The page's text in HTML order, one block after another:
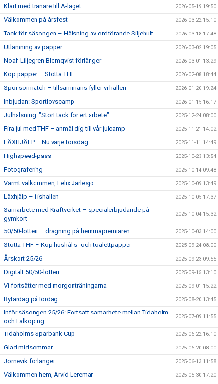
Klart med tränare till A-laget 2026-05-19 19:50
Välkommen på årsfest 2026-03-22 15:10
Tack för säsongen – Hälsning av ordförande Siljehult 2026-03-18 17:48
Utlämning av papper 2026-03-02 19:05
Noah Liljegren Blomqvist förlänger 2026-03-01 13:29
Köp papper – Stötta THF 2026-02-08 18:44
Sponsormatch – tillsammans fyller vi hallen 2026-01-20 19:24
Inbjudan: Sportlovscamp 2026-01-15 16:17
Julhälsning: "Stort tack för ert arbete" 2025-12-24 08:00
Fira jul med THF – anmäl dig till vår julcamp 2025-11-21 14:02
LÄXHJÄLP – Nu varje torsdag 2025-11-11 14:49
Highspeed-pass 2025-10-23 13:54
Fotografering 2025-10-14 09:48
Varmt välkommen, Felix Järlesjö 2025-10-09 13:49
Läxhjälp – i ishallen 2025-10-05 17:37
Samarbete med Kraftverket – specialerbjudande på
gymkort
2025-10-04 15:32
50/50-lotteri – dragning på hemmapremiären 2025-10-03 14:00
Stötta THF – Köp hushålls- och toalettpapper 2025-09-24 08:00
Årskort 25/26 2025-09-23 09:55
Digitalt 50/50-lotteri 2025-09-15 13:10
Vi fortsätter med morgonträningarna 2025-09-01 15:22
Bytardag på lördag 2025-08-20 13:45
Inför säsongen 25/26: Fortsatt samarbete mellan Tidaholm
och Falköping
2025-07-09 11:55
Tidaholms Sparbank Cup 2025-06-22 16:10
Glad midsommar 2025-06-20 08:00
Jörnevik förlänger 2025-06-13 11:58
Välkommen hem, Arvid Leremar 2025-05-30 17:20